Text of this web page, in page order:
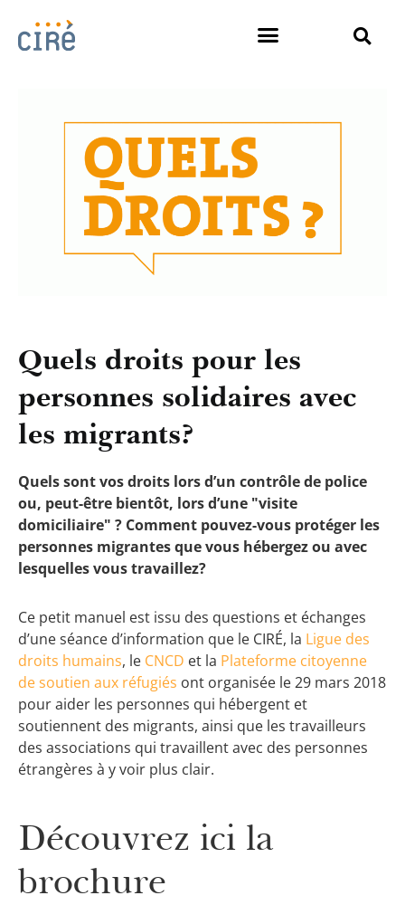
Quels droits pour les
personnes solidaires avec
les migrants?
Quels sont vos droits lors d’un contrôle de police
ou, peut-être bientôt, lors d’une "visite
domiciliaire" ? Comment pouvez-vous protéger les
personnes migrantes que vous hébergez ou avec
lesquelles vous travaillez?
Ce petit manuel est issu des questions et échanges
d’une séance d’information que le CIRÉ, la Ligue des
droits humains, le CNCD et la Plateforme citoyenne
de soutien aux réfugiés ont organisée le 29 mars 2018
pour aider les personnes qui hébergent et
soutiennent des migrants, ainsi que les travailleurs
des associations qui travaillent avec des personnes
étrangères à y voir plus clair.
Découvrez ici la
brochure